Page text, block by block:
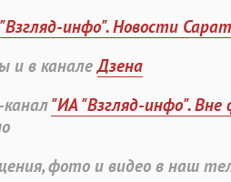
инфо". Новости
и в каналеДзена
"ИА "Взгляд-инфо".
фото и видео в наш